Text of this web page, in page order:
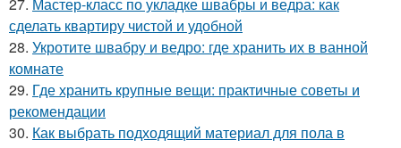
сделать квартиру чистой и удобной
28. Укротите швабру и ведро: где хранить их в ванной
комнате
29. Где хранить крупные вещи: практичные советы и
рекомендации
30. Как выбрать подходящий материал для пола в